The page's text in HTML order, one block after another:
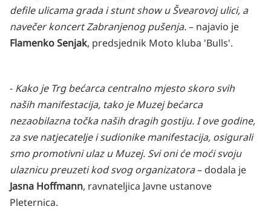
defile ulicama grada i stunt show u Švearovoj ulici, a
navečer koncert Zabranjenog pušenja.– najavio je
Flamenko Senjak, predsjednik Moto kluba 'Bulls'.
- Kako je Trg bećarca centralno mjesto skoro svih
naših manifestacija, tako je Muzej bećarca
nezaobilazna točka naših dragih gostiju. I ove godine,
za sve natjecatelje i sudionike manifestacija, osigurali
smo promotivni ulaz u Muzej. Svi oni će moći svoju
ulaznicu preuzeti kod svog organizatora– dodala je
Jasna Hoffmann, ravnateljica Javne ustanove
Pleternica.